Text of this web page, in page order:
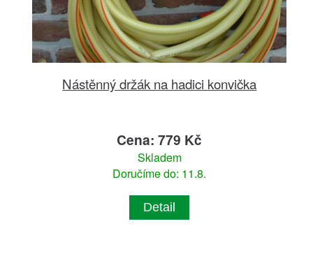
Nástěnný držák na hadici konvička
Cena: 779 Kč
Skladem
Doručíme do: 11.8.
Detail